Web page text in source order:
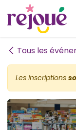
Se rendre au
Tous les
Les inscriptions